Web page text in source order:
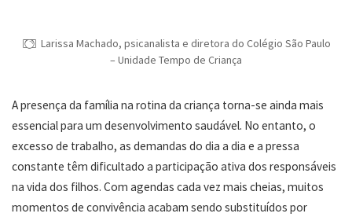
Larissa Machado, psicanalista e diretora do Colégio São Paulo
– Unidade Tempo de Criança
A presença da família na rotina da criança torna-se ainda mais
essencial para um desenvolvimento saudável. No entanto, o
excesso de trabalho, as demandas do dia a dia e a pressa
constante têm dificultado a participação ativa dos responsáveis
na vida dos filhos. Com agendas cada vez mais cheias, muitos
momentos de convivência acabam sendo substituídos por